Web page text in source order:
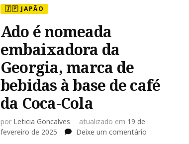
🇯🇵 JAPÃO
Ado é nomeada
embaixadora da
Georgia, marca de
bebidas à base de café
da Coca-Cola
por Leticia Goncalves atualizado em 19 de
fevereiro de 2025
Deixe um comentárioem